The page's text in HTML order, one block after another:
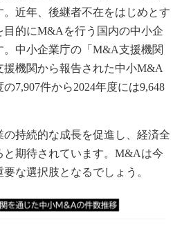
近年、後継者不在をはじめとす
目的にM&Aを行う国内の中小企
中小企業庁の「M&A支援機関
機関から報告された中小M&A
7,907件から2024年度には9,648
持続的な成長を促進し、経済全
と期待されています。M&Aは今
な選択肢となるでしょう。